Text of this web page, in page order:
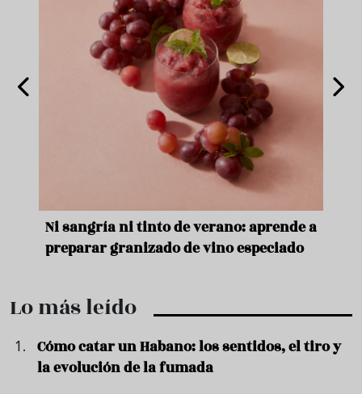
Ni sangría ni tinto de verano: aprende a
preparar granizado de vino especiado
Lo más leído
Cómo catar un Habano: los sentidos, el tiro y
la evolución de la fumada